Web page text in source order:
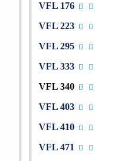
VFL 176
VFL 223
VFL 295
VFL 333
VFL 340
VFL 403
VFL 410
VFL 471